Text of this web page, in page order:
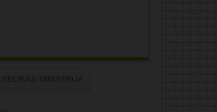
MINISTRIJA